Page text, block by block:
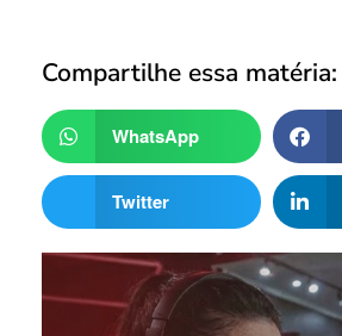
Compartilhe essa matéria:
WhatsApp
Twitter